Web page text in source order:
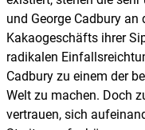
und George Cadbury an
Kakaogeschäfts ihrer
radikalen
Cadbury zu einem der
Welt zu machen. Doch
vertrauen, sich